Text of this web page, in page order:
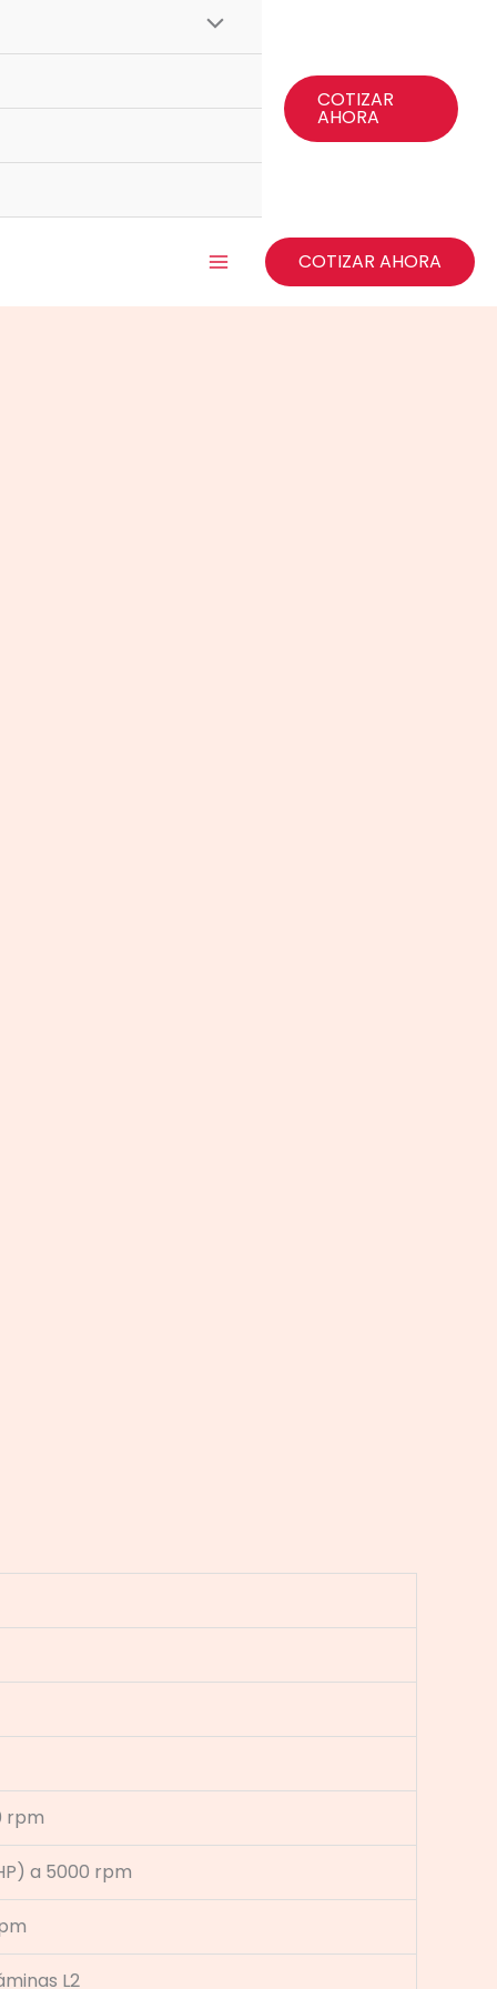
COTIZAR
AHORA
COTIZAR AHORA
rpm
a 5000 rpm
L2